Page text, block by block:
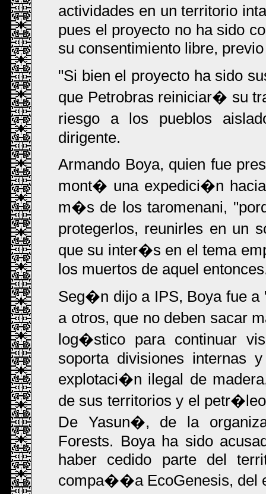
actividades en un territorio
pues el proyecto no ha sido
su consentimiento libre,
"Si bien el proyecto ha sido
que Petrobras reiniciar� su
riesgo a los pueblos
dirigente.
Armando Boya, quien fue
mont� una expedici�n
m�s de los taromenani,
protegerlos, reunirles en un
que su inter�s en el tema
los muertos de aquel
Seg�n dijo a IPS, Boya fue a
a otros, que no deben sacar
log�stico para continuar
soporta divisiones internas
explotaci�n ilegal de
de sus territorios y el
De Yasun�, de la
Forests. Boya ha sido
haber cedido parte del
compa��a EcoGenesis, del